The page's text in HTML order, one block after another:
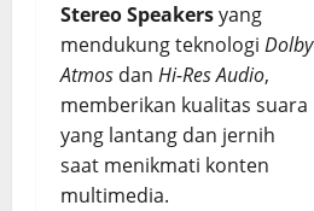
Stereo Speakersyang
mendukung teknologi Dolby
Atmos dan Hi-Res Audio,
memberikan kualitas suara
yang lantang dan jernih
saat menikmati konten
multimedia.